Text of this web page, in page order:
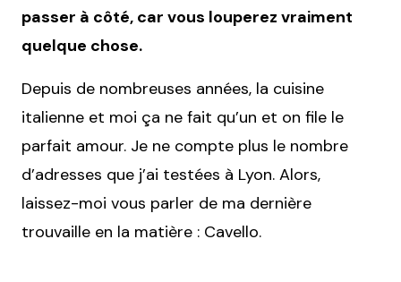
passer à côté, car vous louperez vraiment
quelque chose.
Depuis de nombreuses années, la cuisine
italienne et moi ça ne fait qu’un et on file le
parfait amour. Je ne compte plus le nombre
d’adresses que j’ai testées à Lyon. Alors,
laissez-moi vous parler de ma dernière
trouvaille en la matière : Cavello.